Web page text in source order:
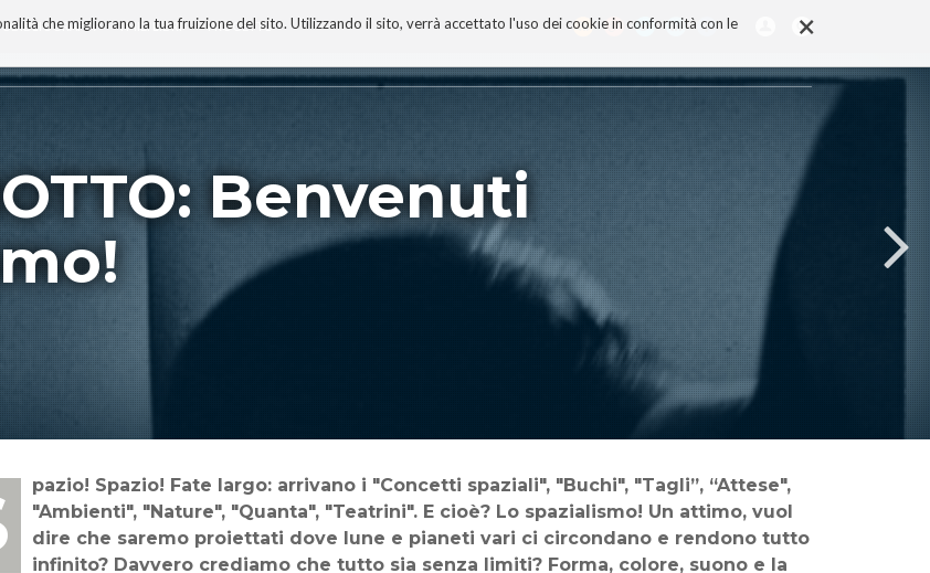
×
che migliorano la tua fruizione del sito. Utilizzando il sito, verrà accettato l'uso dei cookie in conformità con le
I MIEI LIBRI PROGETTO
Benvenuti
"Ambienti", "Nature", "Quanta", "Teatrini". E cioè? Lo spazialismo! Un attimo, vuol
dire che saremo proiettati dove lune e pianeti vari ci circondano e rendono tutto
infinito? Davvero crediamo che tutto sia senza limiti? Forma, colore, suono e la